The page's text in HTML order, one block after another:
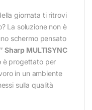
giornata ti ritrovi
La soluzione non è
schermo pensato
Sharp MULTISYNC
è progettato per
in un ambiente
sulla qualità